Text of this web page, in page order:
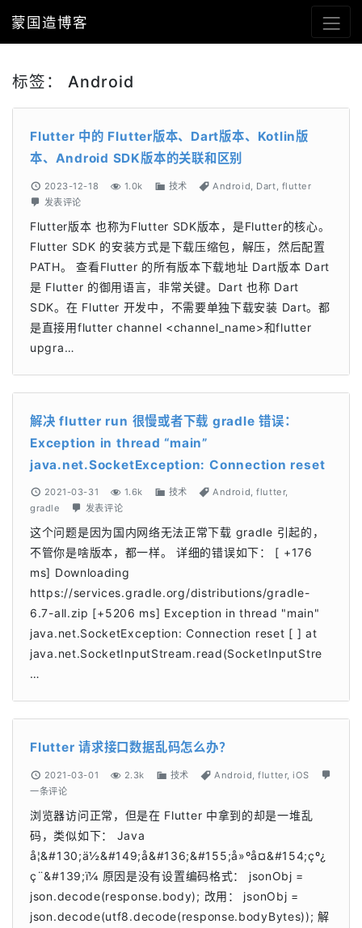
蒙国造博客
标签： Android
Flutter 中的 Flutter版本、Dart版本、Kotlin版
本、Android SDK版本的关联和区别
2023-12-18 1.0k 技术 Android Dart flutter
发表评论
Flutter版本 也称为Flutter SDK版本，是Flutter的核心。
Flutter SDK 的安装方式是下载压缩包，解压，然后配置
PATH。 查看Flutter 的所有版本下载地址 Dart版本 Dart
是 Flutter 的御用语言，非常关键。Dart 也称 Dart
SDK。在 Flutter 开发中，不需要单独下载安装 Dart。都
是直接用flutter channel <channel_name>和flutter
upgra…
解决 flutter run 很慢或者下载 gradle 错误：
Exception in thread “main”
java.net.SocketException: Connection reset
2021-03-31 1.6k 技术 Android,flutter,
gradle
发表评论
这个问题是因为国内网络无法正常下载 gradle 引起的，
不管你是啥版本，都一样。 详细的错误如下： [ +176
ms] Downloading
https://services.gradle.org/distributions/gradle-
6.7-all.zip [+5206 ms] Exception in thread "main"
java.net.SocketException: Connection reset [ ] at
java.net.SocketInputStream.read(SocketInputStre
…
Flutter 请求接口数据乱码怎么办？
2021-03-01 2.3k 技术 Android ,flutter,iOS
一条评论
浏览器访问正常，但是在 Flutter 中拿到的却是一堆乱
码，类似如下： Java
å¦&#130;ä½&#149;å&#136;&#155;å»ºå¤&#154;çº¿
ç¨&#139;ï¼ 原因是没有设置编码格式： jsonObj =
json.decode(response.body); 改用： jsonObj =
json.decode(utf8.decode(response.bodyBytes)); 解